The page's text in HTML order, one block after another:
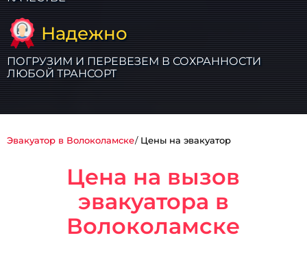
Надежно
ПОГРУЗИМ И ПЕРЕВЕЗЕМ В СОХРАННОСТИ
ЛЮБОЙ ТРАНСОРТ
Эвакуатор в Волоколамске Цены на эвакуатор
Цена на вызов
эвакуатора в
Волоколамске